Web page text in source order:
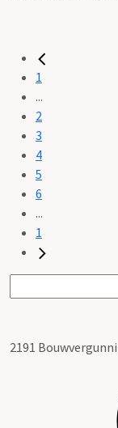
1
...
2
3
4
5
6
...
1
2191